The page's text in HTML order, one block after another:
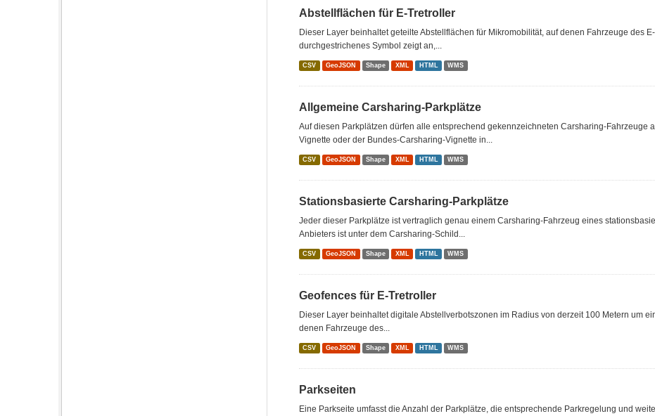
Abstellflächen für E-Tretroller
Dieser Layer beinhaltet geteilte Abstellflächen für Mikromobilität, auf denen Fahrzeuge des
durchgestrichenes Symbol zeigt an,...
CSV GeoJSON Shape XML HTML WMS
Allgemeine Carsharing-Parkplätze
Auf diesen Parkplätzen dürfen alle entsprechend gekennzeichneten Carsharing-Fahrzeuge
Vignette oder der Bundes-Carsharing-Vignette in...
CSV GeoJSON Shape XML HTML WMS
Stationsbasierte Carsharing-Parkplätze
Jeder dieser Parkplätze ist vertraglich genau einem Carsharing-Fahrzeug eines
Anbieters ist unter dem Carsharing-Schild...
CSV GeoJSON Shape XML HTML WMS
Geofences für E-Tretroller
Dieser Layer beinhaltet digitale Abstellverbotszonen im Radius von derzeit 100 Metern um
denen Fahrzeuge des...
CSV GeoJSON Shape XML HTML WMS
Parkseiten
Eine Parkseite umfasst die Anzahl der Parkplätze, die entsprechende Parkregelung und